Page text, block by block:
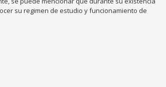
su regimen de estudio y funcionamiento de